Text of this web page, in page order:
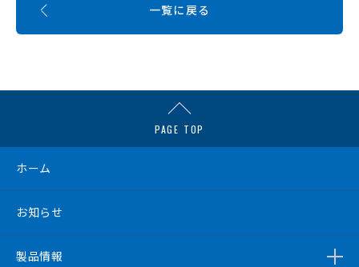
一覧に戻る
PAGE TOP
ホーム
お知らせ
製品情報